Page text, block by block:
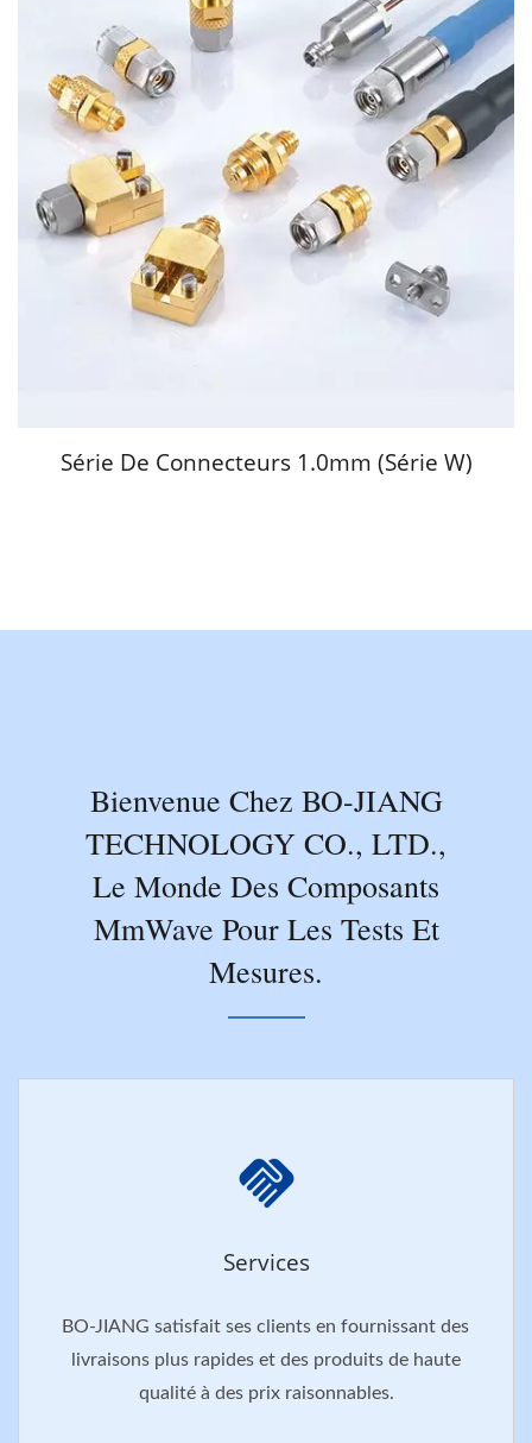
Série De Connecteurs 1.0mm (série W)
Bienvenue Chez BO-JIANG
TECHNOLOGY CO., LTD.,
Le Monde Des Composants
MmWave Pour Les Tests Et
Mesures.
Services
BO-JIANG satisfait ses clients en fournissant des
livraisons plus rapides et des produits de haute
qualité à des prix raisonnables.